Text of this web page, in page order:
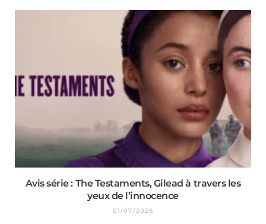
Avis série : The Testaments, Gilead à travers les
yeux de l’innocence
01/07/2026